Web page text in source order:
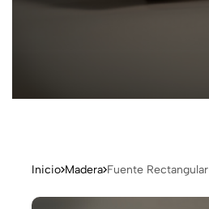
Inicio Madera Fuente Rectangular